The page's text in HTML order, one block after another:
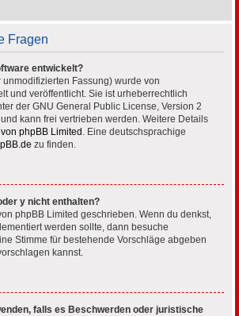
Fragen
entwickelt?
unmodifizierten Fassung) wurde von
und veröffentlicht. Sie ist urheberrechtlich
der GNU General Public License, Version 2
kann frei vertrieben werden. Weitere Details
phpBB Limited . Eine deutschsprachige
zu finden.
y nicht enthalten?
phpBB Limited geschrieben. Wenn du denkst,
werden sollte, dann besuche
Stimme für bestehende Vorschläge abgeben
kannst.
falls es Beschwerden oder juristische